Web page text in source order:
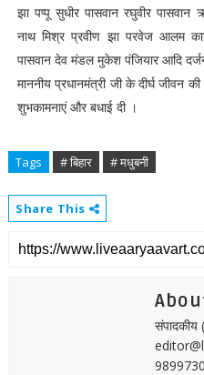
झा पप्पू सुधीर पासवान रघुवीर
नाथ मिश्र प्रवीण झा परवेज आलम
पासवान देव मंडल मुकेश पंजियार आदि
माननीय प्रधानमंत्री जी के दीर्घ जीवन
शुभकामनाएं और बधाई दी ।
Tags # बिहार # मधुबनी
Share This
संपादकीय